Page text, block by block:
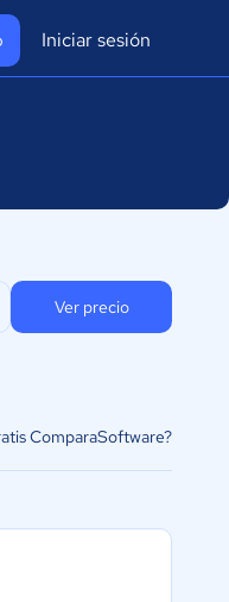
Iniciar sesión
Ver precio
ComparaSoftware?